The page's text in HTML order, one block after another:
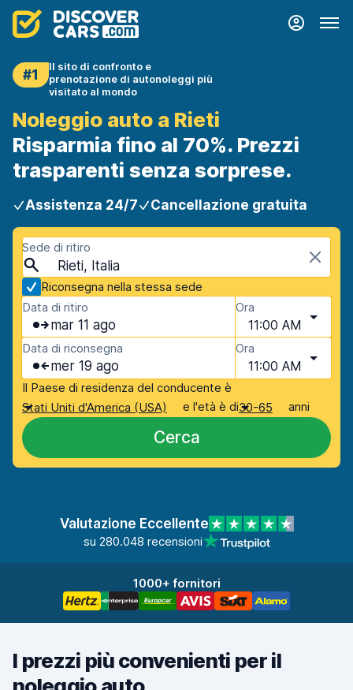
#1
Il sito di confronto e
prenotazione di autonoleggi più
visitato al mondo
Noleggio auto a Rieti
Risparmia fino al 70%. Prezzi
trasparenti senza sorprese.
Assistenza 24/7 Cancellazione gratuita
Sede di ritiro
Rieti, Italia
Riconsegna nella stessa sede
Data di ritiro
mar 11 ago
Ora
11:00 AM
Data di riconsegna
mer 19 ago
Ora
11:00 AM
Il Paese di residenza del conducente è
Stati Uniti d'America (USA)
e l'età è di30-65 anni
Cerca
Valutazione Eccellente
su 280.048 recensioni
1000+ fornitori
I prezzi più convenienti per il